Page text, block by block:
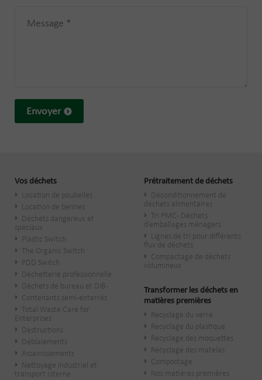
Envoyer
Vos déchets
Location de poubelles
Location de bennes
Déchets dangereux et
spéciaux
Plastic Switch
The Organic Switch
PDD Switch
Déchetterie professionnelle
Déchets de bureau et DIB-
Contenants semi-enterrés
Total Waste Care for
Enterprises
Destructions
Déblaiements
Assainissements
Nettoyage industriel et
transport citerne
Prétraitement de déchets
Déconditionnement de
déchets alimentaires
Tri PMC - Déchets
d’emballages ménagers
Lignes de tri pour différents
flux de déchets
Compactage de déchets
volumineux
Transformer les déchets en
matières premières
Recyclage du verre
Recyclage du plastique
Recyclage des moquettes
Recyclage des matelas
Compostage
Nos matières premières